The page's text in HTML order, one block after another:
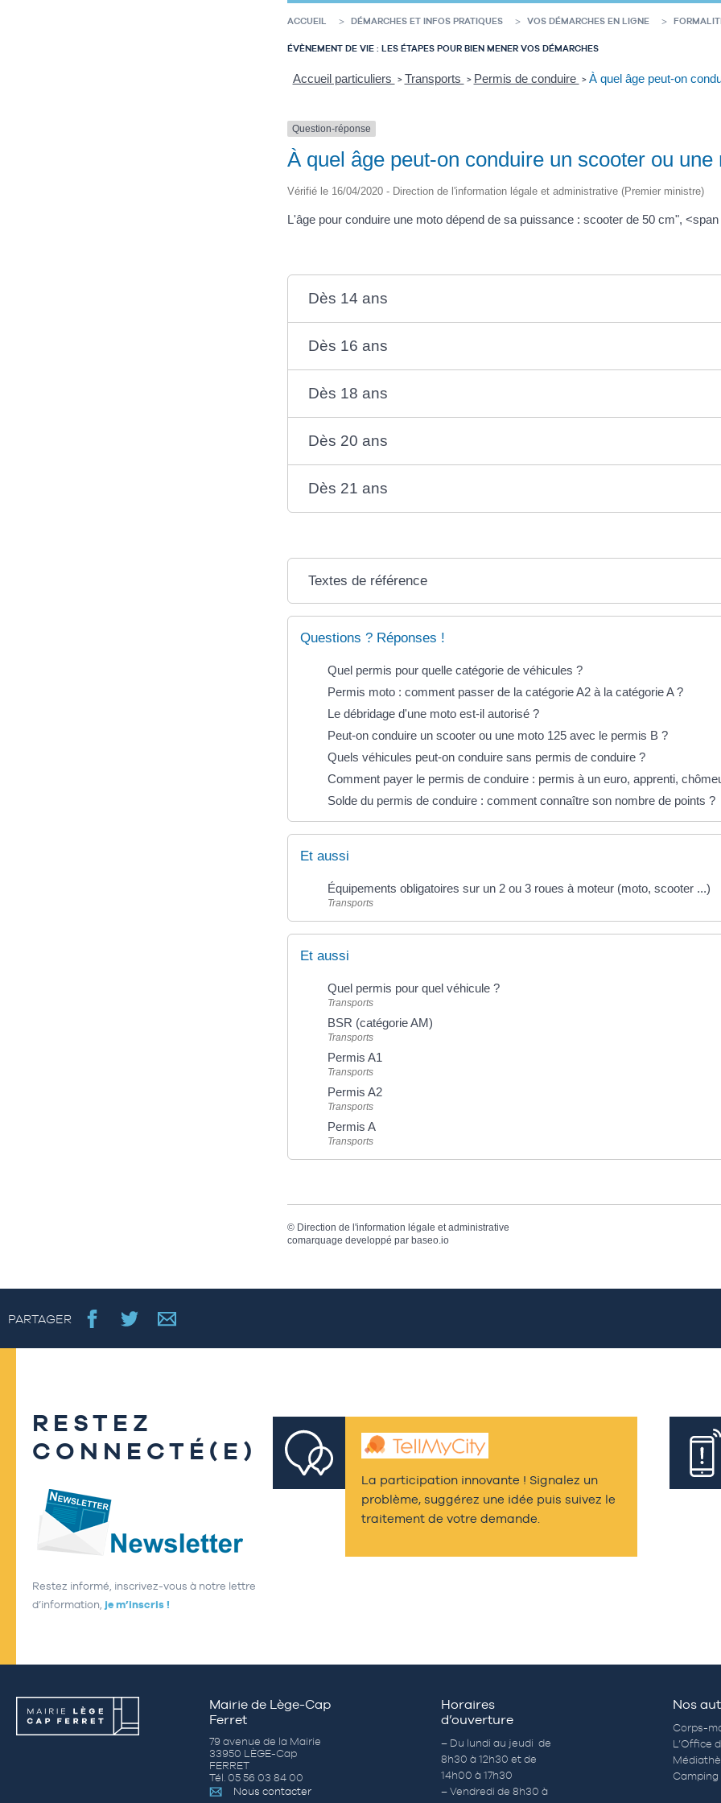
ACCUEIL DÉMARCHES ET INFOS PRATIQUES VOS DÉMARCHES EN LIGNE
ÉVÈNEMENT DE VIE : LES ÉTAPES POUR BIEN MENER VOS DÉMARCHES
Accueil particuliers > Transports > Permis de conduire > À quel âge peut-on
Question-réponse
À quel âge peut-on conduire un scooter ou une
Vérifié le 16/04/2020 - Direction de l'information légale et administrative (Premier ministre)
L'âge pour conduire une moto dépend de sa puissance : scooter de 50 cm",
Dès 14 ans
Dès 16 ans
Dès 18 ans
Dès 20 ans
Dès 21 ans
Textes de référence
Questions ? Réponses !
Quel permis pour quelle catégorie de véhicules ?
Permis moto : comment passer de la catégorie A2 à la catégorie A ?
Le débridage d'une moto est-il autorisé ?
Peut-on conduire un scooter ou une moto 125 avec le permis B ?
Quels véhicules peut-on conduire sans permis de conduire ?
Comment payer le permis de conduire : permis à un euro, apprenti,
Solde du permis de conduire : comment connaître son nombre de points ?
Et aussi
Équipements obligatoires sur un 2 ou 3 roues à moteur (moto, scooter ...)
Transports
Et aussi
Quel permis pour quel véhicule ?
Transports
BSR (catégorie AM)
Transports
Permis A1
Transports
Permis A2
Transports
Permis A
Transports
© Direction de l'information légale et administrative
comarquage developpé par baseo.io
PARTAGER
RESTEZ
CONNECTÉ(E)
Restez informé, inscrivez-vous à notre lettre
d’information, je m’inscris !
La participation innovante ! Signalez un
problème, suggérez une idée puis suivez le
traitement de votre demande.
Mairie de Lège-Cap
Ferret
79 avenue de la Mairie
33950 LÈGE-Cap
FERRET
Tél. 05 56 03 84 00
Nous contacter
Horaires
d’ouverture
– Du lundi au jeudi de
8h30 à 12h30 et de
14h00 à 17h30
– Vendredi de 8h30 à
Nos
Corps-
L’Office
Camping